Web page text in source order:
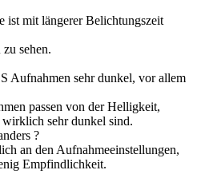
ist mit längerer Belichtungszeit
sehen.
Aufnahmen sehr dunkel, vor allem
passen von der Helligkeit,
sehr dunkel sind.
?
an den Aufnahmeeinstellungen,
Empfindlichkeit.